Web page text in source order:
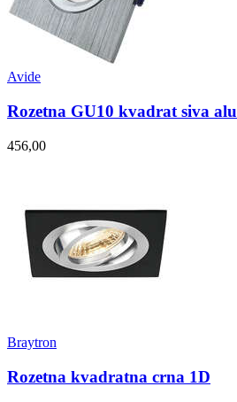
Avide
Rozetna GU10 kvadrat siva alu
456,00
Braytron
Rozetna kvadratna crna 1D